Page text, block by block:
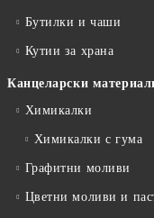
Бутилки и чаши
Кутии за храна
Канцеларски
Химикалки
Химикалки с гума
Графитни моливи
Цветни моливи и